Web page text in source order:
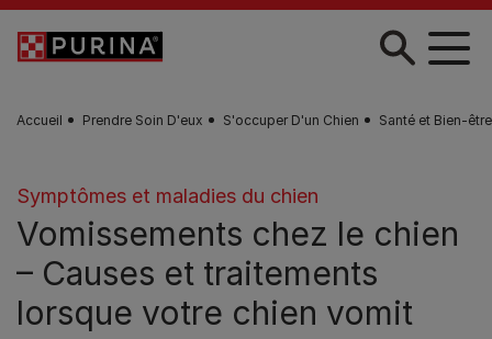
Skip to main content
Accueil Prendre Soin D'eux S'occuper D'un Chien Santé et Bien-
Symptômes et maladies du chien
Vomissements chez le chien
– Causes et traitements
lorsque votre chien vomit